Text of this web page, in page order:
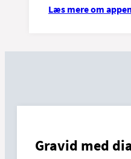
Læs mere om
Gravid med